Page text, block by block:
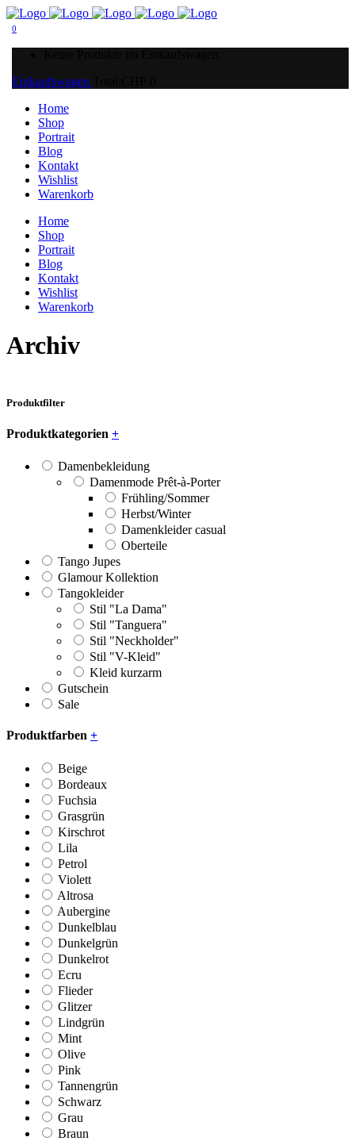
0
Einkaufswagen
Home
Shop
Portrait
Blog
Kontakt
Wishlist
Warenkorb
Home
Shop
Portrait
Blog
Kontakt
Wishlist
Warenkorb
Archiv
Produktfilter
Produktkategorien +
Damenbekleidung
Damenmode Prêt-à-Porter
Frühling/Sommer
Herbst/Winter
Damenkleider casual
Oberteile
Tango Jupes
Glamour Kollektion
Tangokleider
Stil "La Dama"
Stil "Tanguera"
Stil "Neckholder"
Stil "V-Kleid"
Kleid kurzarm
Gutschein
Sale
Produktfarben +
Beige
Bordeaux
Fuchsia
Grasgrün
Kirschrot
Lila
Petrol
Violett
Altrosa
Aubergine
Dunkelblau
Dunkelgrün
Dunkelrot
Ecru
Flieder
Glitzer
Lindgrün
Mint
Olive
Pink
Tannengrün
Schwarz
Grau
Braun